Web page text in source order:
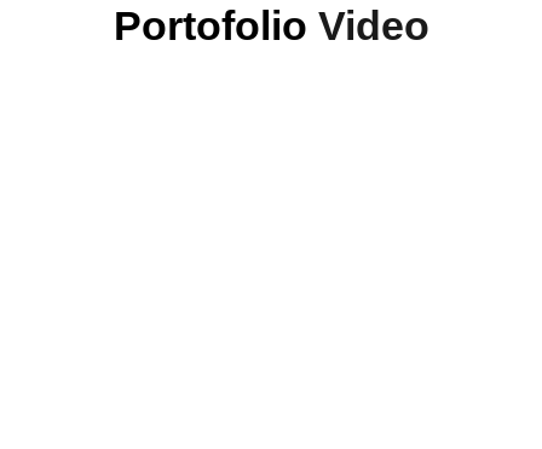
Portofolio Video